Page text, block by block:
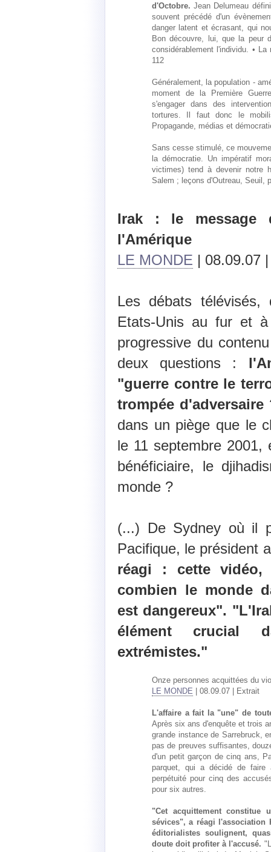
d'Octobre. Jean Delumeau
souvent précédé d'un
danger latent et écrasant, qui
Bon découvre, lui, que la peur
considérablement l'individu. •
112
Généralement, la population -
moment de la Première
s'engager dans des
tortures. Il faut donc le
Propagande, médias et
Sans cesse stimulé, ce
la démocratie. Un impératif
victimes) tend à devenir notre
Salem ; leçons d'Outreau, Seuil,
Irak : le message
l'Amérique
LE MONDE | 08.09.07
Les débats
Etats-Unis au fur et
progressive du
deux questions :
"guerre contre le
trompée d'adversaire
dans un piège que le
le 11 septembre
bénéficiaire, le
monde ?
(...) De Sydney où il
Pacifique, le président
réagi : cette vidéo,
combien le monde
est dangereux".
élément crucial
extrémistes."
Onze personnes acquittées du
LE MONDE | 08.09.07 | Extrait
L'affaire a fait la "une" de
Après six ans d'enquête et trois
grande instance de Sarrebruck,
pas de preuves suffisantes,
d'un petit garçon de cinq ans,
parquet, qui a décidé de
perpétuité pour cinq des
pour six autres.
"Cet acquittement
sévices", a réagi l'association
éditorialistes soulignent,
doute doit profiter à l'accusé.